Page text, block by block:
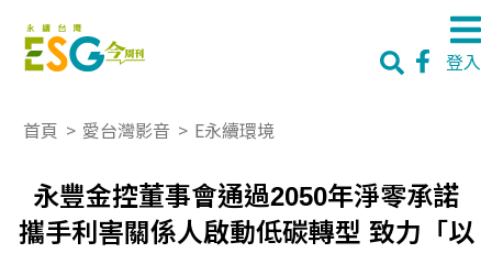
登入
首頁 > 愛台灣影音 > E永續環境
永豐金控董事會通過2050年淨零承諾
攜手利害關係人啟動低碳轉型 致力「以